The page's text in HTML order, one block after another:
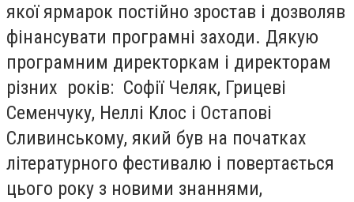
якої ярмарок постійно зростав і дозволяв
фінансувати програмні заходи. Дякую
програмним директоркам і директорам
різних років: Софії Челяк, Грицеві
Семенчуку, Неллі Клос і Остапові
Сливинському, який був на початках
літературного фестивалю і повертається
цього року з новими знаннями,